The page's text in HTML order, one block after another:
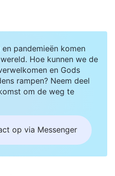
Dat kunnen ze absoluut
Satan, dus ze
en kunnen de waarheid
valse
te misleiden?
op het spreken van
op het verspreiden
pandemieën komen
Hoe kunnen we de
en Gods
rampen? Neem deel
om de weg te
op via Messenger